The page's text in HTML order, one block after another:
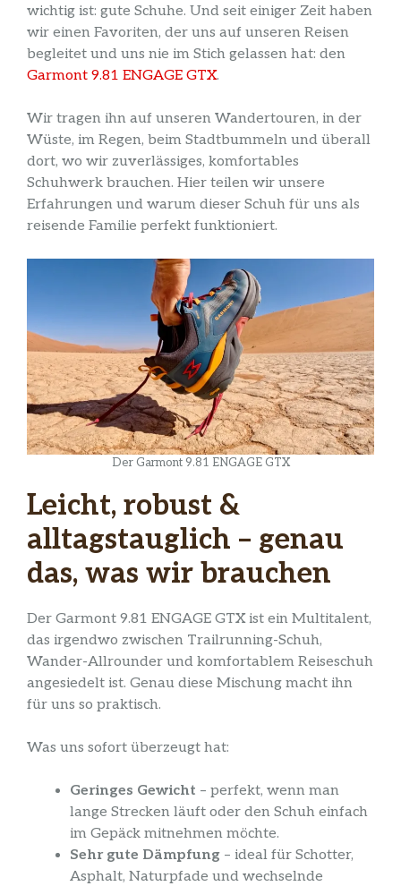
wichtig ist: gute Schuhe. Und seit einiger Zeit haben
wir einen Favoriten, der uns auf unseren Reisen
begleitet und uns nie im Stich gelassen hat: den
Garmont 9.81 ENGAGE GTX.
Wir tragen ihn auf unseren Wandertouren, in der
Wüste, im Regen, beim Stadtbummeln und überall
dort, wo wir zuverlässiges, komfortables
Schuhwerk brauchen. Hier teilen wir unsere
Erfahrungen und warum dieser Schuh für uns als
reisende Familie perfekt funktioniert.
Der Garmont 9.81 ENGAGE GTX
Leicht, robust &
alltagstauglich – genau
das, was wir brauchen
Der Garmont 9.81 ENGAGE GTX ist ein Multitalent,
das irgendwo zwischen Trailrunning-Schuh,
Wander-Allrounder und komfortablem Reiseschuh
angesiedelt ist. Genau diese Mischung macht ihn
für uns so praktisch.
Was uns sofort überzeugt hat:
Geringes Gewicht – perfekt, wenn man
lange Strecken läuft oder den Schuh einfach
im Gepäck mitnehmen möchte.
Sehr gute Dämpfung – ideal für Schotter,
Asphalt, Naturpfade und wechselnde